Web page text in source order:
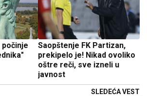
Saopštenje FK Partizan,
prekipelo je! Nikad ovoliko
oštre reči, sve izneli u
javnost
SLEDEĆA VEST